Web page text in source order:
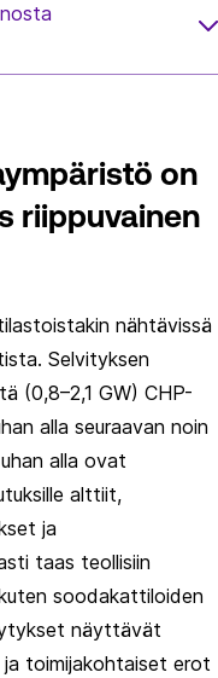
on
riippuvainen
nähtävissä
Selvityksen
(0,8–2,1 GW) CHP-
alla seuraavan noin
alla ovat
alttiit,
ja
taas teollisiin
soodakattiloiden
näyttävät
ja toimijakohtaiset erot